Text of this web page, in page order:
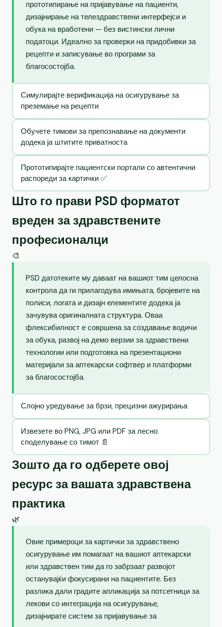
прототипирање на пријавување на пациенти,
дизајнирање на телездравствени интерфејси и
обука на вработени — без вистински лични
податоци. Идеално за проверки на придобивки за
рецепти и записување во програми за
благосостојба.
Симулирајте верификација на осигурување за
преземање на рецепти
Обучете тимови за препознавање на документи
додека ја штитите приватноста
Прототипирајте пациентски портали со автентични
распореди за картички ✅
Што го прави PSD форматот
вреден за здравствените
професионалци
🎨
PSD датотеките му даваат на вашиот тим целосна
контрола да ги прилагодува имињата, бројевите на
полиси, логата и дизајн елементите додека ја
зачувува оригиналната структура. Оваа
флексибилност е совршена за создавање водичи
за обука, развој на демо верзии за здравствени
технологии или подготовка на презентациони
материјали за аптекарски софтвер и платформи
за благосостојба.
Слојно уредување за брзи, прецизни ажурирања
Извезете во PNG, JPG или PDF за лесно
споделување со тимот 📄
Зошто да го одберете овој
ресурс за вашата здравствена
практика
🌿
Овие примероци за картички за здравствено
осигурување им помагаат на вашиот аптекарски
или здравствен тим да го забрзаат развојот
останувајќи фокусирани на пациентите. Без
разлика дали градите апликација за потсетници за
лекови со интеграција на осигурување,
дизајнирате систем за пријавување за